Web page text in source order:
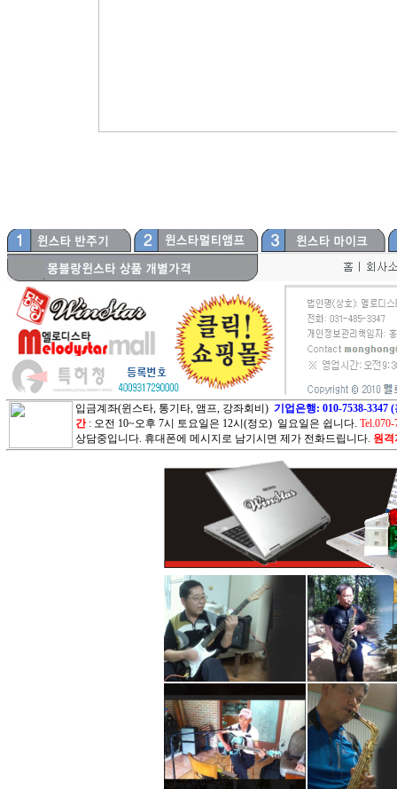
입금계좌(윈스타, 통기타, 앰프, 강좌회비) 기업은행: 010-7538-3347
간 : 오전 10~오후 7시 토요일은 12시(정오) 일요일은 쉽니다.
상담중입니다. 휴대폰에 메시지로 남기시면 제가 전화드립니다. 원